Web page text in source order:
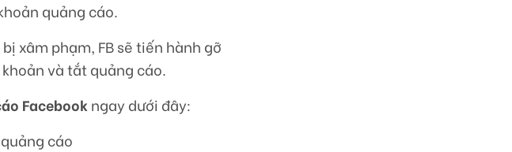
quảng cáo.
xâm phạm, FB sẽ tiến hành gỡ
và tắt quảng cáo.
Facebookngay dưới đây:
cáo